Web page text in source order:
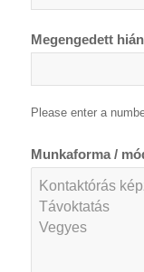
Megengedett
Please enter a
Munkaforma /